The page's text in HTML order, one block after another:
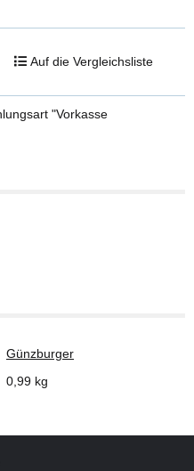
Auf die Vergleichsliste
"Vorkasse
Günzburger
0,99 kg